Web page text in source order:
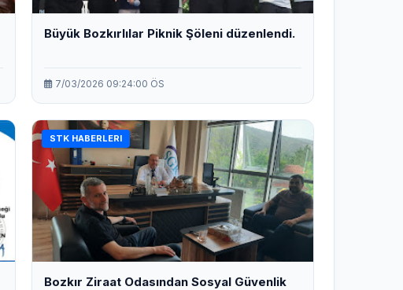
Büyük Bozkırlılar Piknik Şöleni düzenlendi.
7/03/2026 09:24:00 ÖS
STK HABERLERI
Bozkır Ziraat Odasından Sosyal Güvenlik